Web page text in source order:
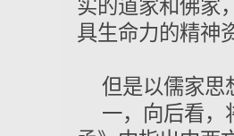
实的道家和佛家
具生命力的精神
但是以儒家思
一，向后看，